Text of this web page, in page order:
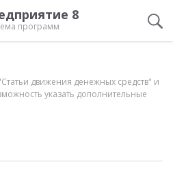
8
программ
движения денежных средств" и
указать дополнительные